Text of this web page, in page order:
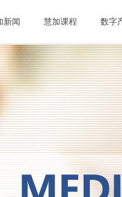
新闻 慧加课程 数字